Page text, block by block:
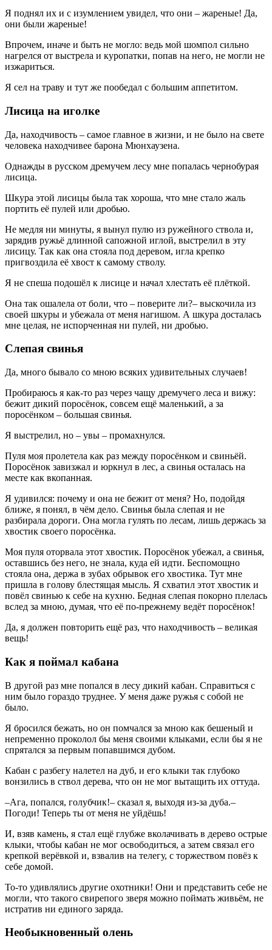
Я поднял их и с изумлением увидел, что они – жареные! Да,
они были жареные!
Впрочем, иначе и быть не могло: ведь мой шомпол сильно
нагрелся от выстрела и куропатки, попав на него, не могли не
изжариться.
Я сел на траву и тут же пообедал с большим аппетитом.
Лисица на иголке
Да, находчивость – самое главное в жизни, и не было на свете
человека находчивее барона Мюнхаузена.
Однажды в русском дремучем лесу мне попалась чернобурая
лисица.
Шкура этой лисицы была так хороша, что мне стало жаль
портить её пулей или дробью.
Не медля ни минуты, я вынул пулю из ружейного ствола и,
зарядив ружьё длинной сапожной иглой, выстрелил в эту
лисицу. Так как она стояла под деревом, игла крепко
пригвоздила её хвост к самому стволу.
Я не спеша подошёл к лисице и начал хлестать её плёткой.
Она так ошалела от боли, что – поверите ли?– выскочила из
своей шкуры и убежала от меня нагишом. А шкура досталась
мне целая, не испорченная ни пулей, ни дробью.
Слепая свинья
Да, много бывало со мною всяких удивительных случаев!
Пробираюсь я как-то раз через чащу дремучего леса и вижу:
бежит дикий поросёнок, совсем ещё маленький, а за
поросёнком – большая свинья.
Я выстрелил, но – увы – промахнулся.
Пуля моя пролетела как раз между поросёнком и свиньёй.
Поросёнок завизжал и юркнул в лес, а свинья осталась на
месте как вкопанная.
Я удивился: почему и она не бежит от меня? Но, подойдя
ближе, я понял, в чём дело. Свинья была слепая и не
разбирала дороги. Она могла гулять по лесам, лишь держась за
хвостик своего поросёнка.
Моя пуля оторвала этот хвостик. Поросёнок убежал, а свинья,
оставшись без него, не знала, куда ей идти. Беспомощно
стояла она, держа в зубах обрывок его хвостика. Тут мне
пришла в голову блестящая мысль. Я схватил этот хвостик и
повёл свинью к себе на кухню. Бедная слепая покорно плелась
вслед за мною, думая, что её по-прежнему ведёт поросёнок!
Да, я должен повторить ещё раз, что находчивость – великая
вещь!
Как я поймал кабана
В другой раз мне попался в лесу дикий кабан. Справиться с
ним было гораздо труднее. У меня даже ружья с собой не
было.
Я бросился бежать, но он помчался за мною как бешеный и
непременно проколол бы меня своими клыками, если бы я не
спрятался за первым попавшимся дубом.
Кабан с разбегу налетел на дуб, и его клыки так глубоко
вонзились в ствол дерева, что он не мог вытащить их оттуда.
–Ага, попался, голубчик!– сказал я, выходя из-за дуба.–
Погоди! Теперь ты от меня не уйдёшь!
И, взяв камень, я стал ещё глубже вколачивать в дерево острые
клыки, чтобы кабан не мог освободиться, а затем связал его
крепкой верёвкой и, взвалив на телегу, с торжеством повёз к
себе домой.
То-то удивлялись другие охотники! Они и представить себе не
могли, что такого свирепого зверя можно поймать живьём, не
истратив ни единого заряда.
Необыкновенный олень